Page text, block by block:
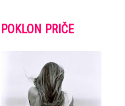
POKLON PRIČE